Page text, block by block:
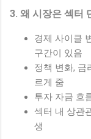
3. 왜 시장은 섹터
경제 사이클
구간이 있음
정책 변화, 금
르게 줌
투자 자금 흐
섹터 내 상관
생